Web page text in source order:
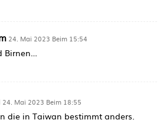
24. Mai 2023 Beim 15:54
Birnen…
24. Mai 2023 Beim 18:55
die in Taiwan bestimmt anders.